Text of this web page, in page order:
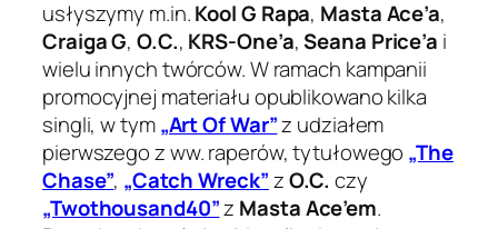
usłyszymy m.in.Kool G Rapa, Masta Ace’a,
Craiga G,O.C., KRS-One’a,Seana Price’a i
wielu innych twórców. W ramach kampanii
promocyjnej materiału opublikowano kilka
singli, w tym„Art Of War”z udziałem
pierwszego z ww. raperów, tytułowego „The
Chase”, „Catch Wreck”zO.C. czy
„Twothousand40”z Masta Ace’em.